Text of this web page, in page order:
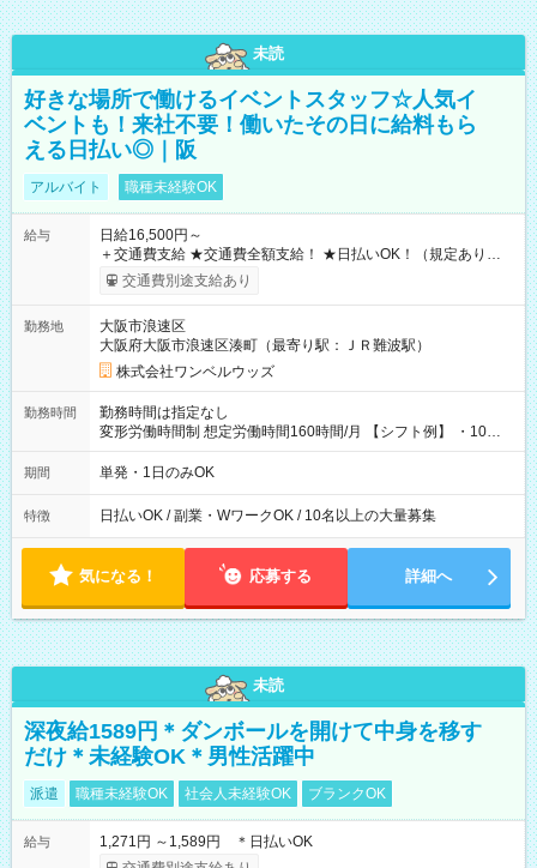
未読
好きな場所で働けるイベントスタッフ☆人気イ
ベントも！来社不要！働いたその日に給料もら
える日払い◎｜阪
アルバイト 職種未経験OK
給与
日給16,500円～
＋交通費支給 ★交通費全額支給！ ★日払いOK！（規定あり） ┗
働いたその日に現金GET♪ お仕事後はコンビニATMから 日払
交通費別途支給あり
勤務地
大阪市浪速区
大阪府大阪市浪速区湊町（最寄り駅：ＪＲ難波駅）
株式会社ワンベルウッズ
勤務時間
勤務時間は指定なし
変形労働時間制 想定労働時間160時間/月 【シフト例】 ・10：
00～20：00
期間 単発・1日のみOK
特徴 日払いOK / 副業・WワークOK / 10名以上の大量募集
気になる！ 応募する 詳細へ
未読
深夜給1589円＊ダンボールを開けて中身を移す
だけ＊未経験OK＊男性活躍中
派遣 職種未経験OK 社会人未経験OK ブランクOK
給与
1,271円 ～1,589円 ＊日払いOK